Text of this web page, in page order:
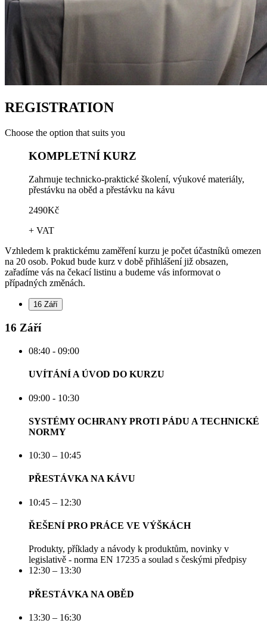
REGISTRATION
Choose the option that suits you
KOMPLETNÍ KURZ
Zahrnuje technicko-praktické školení, výukové materiály,
přestávku na oběd a přestávku na kávu
2490Kč
+ VAT
Vzhledem k praktickému zaměření kurzu je počet účastníků omezen
na 20 osob. Pokud bude kurz v době přihlášení již obsazen,
zařadíme vás na čekací listinu a budeme vás informovat o
případných změnách.
16 Září
16 Září
08:40 - 09:00
UVÍTÁNÍ A ÚVOD DO KURZU
09:00 - 10:30
SYSTÉMY OCHRANY PROTI PÁDU A TECHNICKÉ
NORMY
10:30 – 10:45
PŘESTÁVKA NA KÁVU
10:45 – 12:30
ŘEŠENÍ PRO PRÁCE VE VÝŠKÁCH
Produkty, příklady a návody k produktům, novinky v
legislativě - norma EN 17235 a soulad s českými předpisy
12:30 – 13:30
PŘESTÁVKA NA OBĚD
13:30 – 16:30